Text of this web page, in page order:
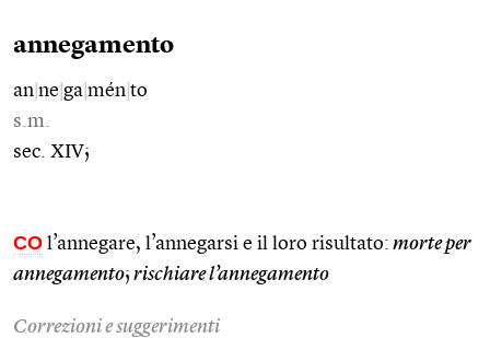
annegamento
an ne ga mén to
s.m.
sec. XIV;
CO l’annegare, l’annegarsi e il loro risultato: morte per
annegamento; rischiare l’annegamento
Correzioni e suggerimenti